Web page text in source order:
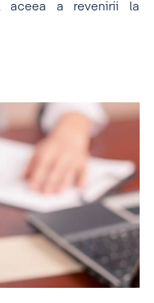
aceea a revenirii la